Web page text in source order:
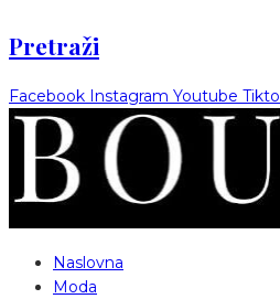
Pretraži
Facebook Instagram Youtube
Naslovna
Moda